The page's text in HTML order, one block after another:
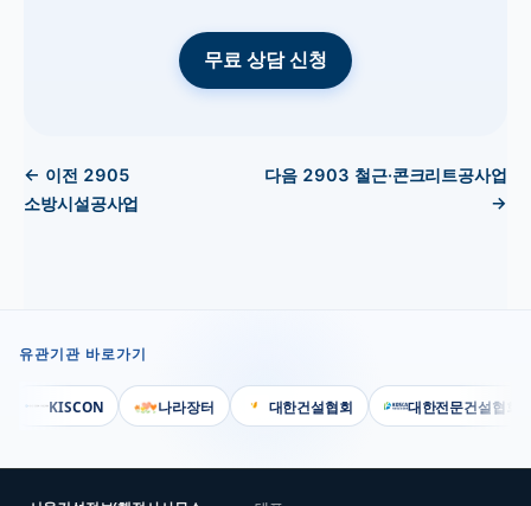
무료 상담 신청
← 이전 2905
소방시설공사업
다음 2903 철근·콘크리트공사업
→
유관기관 바로가기
KISCON 나라장터 대한건설협회 대한전문건설협회